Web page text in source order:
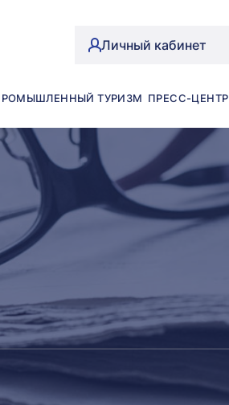
Личный кабинет
ТУРИЗМ ПРЕСС-ЦЕНТР